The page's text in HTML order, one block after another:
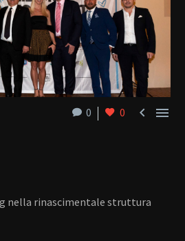
0 0  
nella rinascimentale struttura